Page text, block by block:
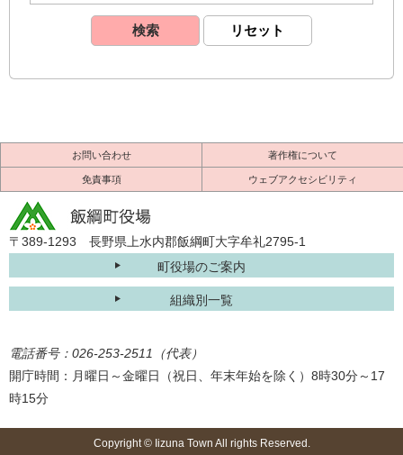
お問い合わせ 著作権について
免責事項 ウェブアクセシビリティ
〒389-1293 長野県上水内郡飯綱町大字牟礼2795-1
町役場のご案内
組織別一覧
電話番号：026-253-2511（代表）
開庁時間：月曜日～金曜日（祝日、年末年始を除く）8時30分～17
時15分
Copyright © Iizuna Town All rights Reserved.